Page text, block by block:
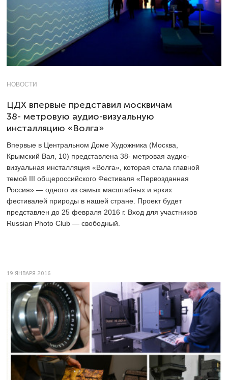
НОВОСТИ
ЦДХ впервые представил москвичам
38- метровую аудио-визуальную
инсталляцию «Волга»
Впервые в Центральном Доме Художника (Москва,
Крымский Вал, 10) представлена 38- метровая аудио-
визуальная инсталляция «Волга», которая стала главной
темой III общероссийского Фестиваля «Первозданная
Россия» — одного из самых масштабных и ярких
фестивалей природы в нашей стране. Проект будет
представлен до 25 февраля 2016 г. Вход для участников
Russian Photo Club — свободный.
19 ЯНВАРЯ 2016